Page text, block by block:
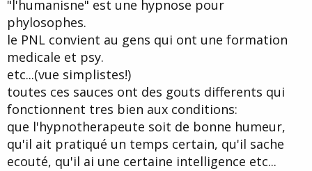
"l'humanisne" est une hypnose pour
phylosophes.
le PNL convient au gens qui ont une formation
medicale et psy.
etc...(vue simplistes!)
toutes ces sauces ont des gouts differents qui
fonctionnent tres bien aux conditions:
que l'hypnotherapeute soit de bonne humeur,
qu'il ait pratiqué un temps certain, qu'il sache
ecouté, qu'il ai une certaine intelligence etc...